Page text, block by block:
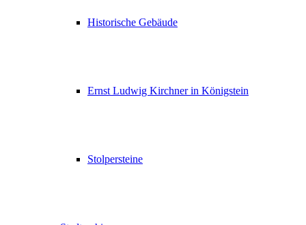
Historische Gebäude
Ernst Ludwig Kirchner in Königstein
Stolpersteine